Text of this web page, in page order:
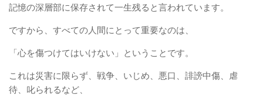
記憶の深層部に保存されて一生残ると言われています。
ですから、すべての人間にとって重要なのは、
「心を傷つけてはいけない」ということです。
これは災害に限らず、戦争、いじめ、悪口、誹謗中傷、虐
待、叱られるなど、